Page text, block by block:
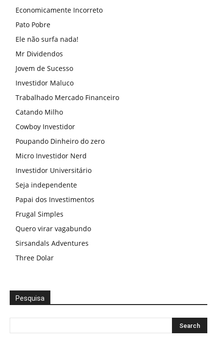
Economicamente Incorreto
Pato Pobre
Ele não surfa nada!
Mr Dividendos
Jovem de Sucesso
Investidor Maluco
Trabalhado Mercado Financeiro
Catando Milho
Cowboy Investidor
Poupando Dinheiro do zero
Micro Investidor Nerd
Investidor Universitário
Seja independente
Papai dos Investimentos
Frugal Simples
Quero virar vagabundo
Sirsandals Adventures
Three Dolar
Pesquisa